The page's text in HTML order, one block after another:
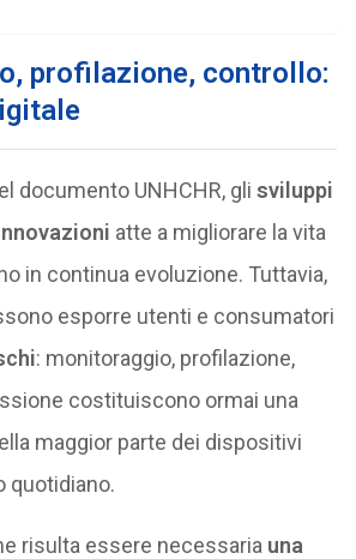
profilazione, controllo:
documento UNHCHR, gli sviluppi
atte a migliorare la vita
in continua evoluzione. Tuttavia,
esporre utenti e consumatori
: monitoraggio, profilazione,
costituiscono ormai una
maggior parte dei dispositivi
quotidiano.
risulta essere necessaria una